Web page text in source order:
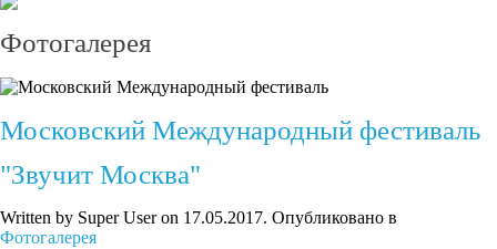
Фотогалерея
Московский Международный фестиваль
"Звучит Москва"
Written by Super User on 17.05.2017. Опубликовано в
Фотогалерея